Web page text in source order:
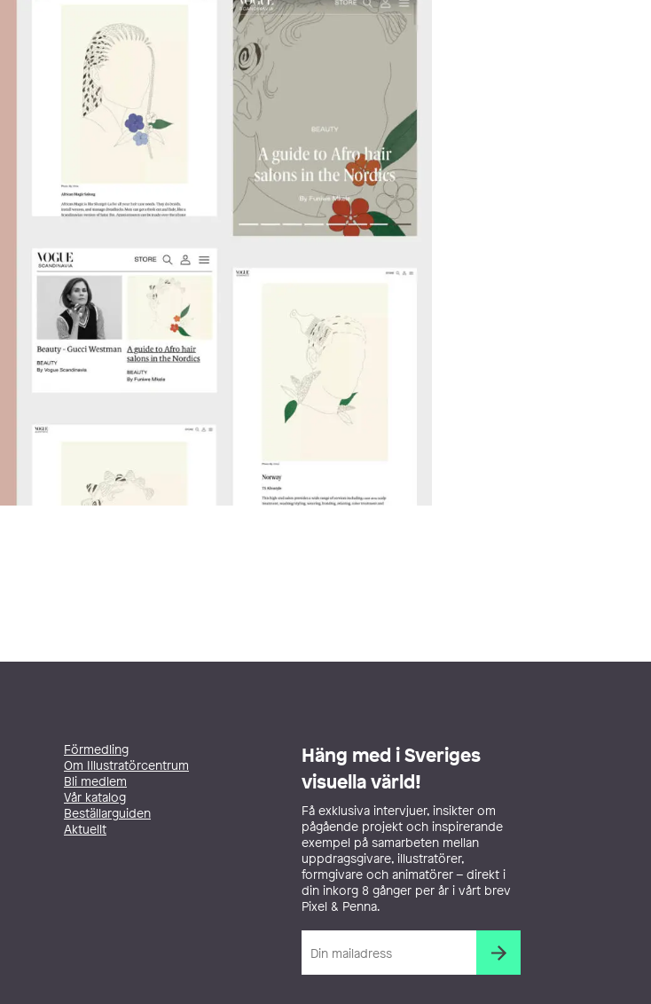
Förmedling
Om Illustratörcentrum
Bli medlem
Vår katalog
Beställarguiden
Aktuellt
Häng med i Sveriges
visuella värld!
Få exklusiva intervjuer, insikter om
pågående projekt och inspirerande
exempel på samarbeten mellan
uppdragsgivare, illustratörer,
formgivare och animatörer – direkt i
din inkorg 8 gånger per år i vårt brev
Pixel & Penna.